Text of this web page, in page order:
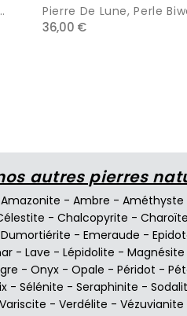
Pierre De Lune, Perle
36,00 €
autres pierres
Amazonite - Ambre - Améthyste
- Chalcopyrite - Charoïte
Dumortiérite - Emeraude -
- Lave - Lépidolite - Magnésite
- Onyx - Opale - Péridot -
- Sélénite - Seraphinite -
Variscite - Verdélite - Vézuvianite